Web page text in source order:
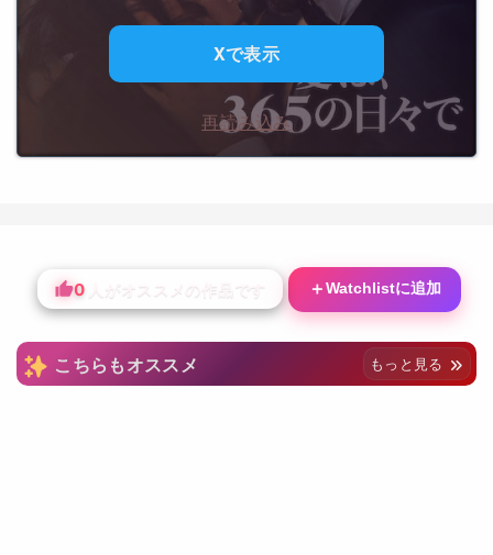
Xで表示
再読み込み
0 人がオススメの作品です ＋Watchlistに追加
こちらもオススメ もっと見る